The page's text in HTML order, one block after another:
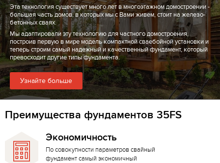
Эта технология существует много лет в многоэтажном домостроении -
большая часть домов, в которых мы с Вами живем, стоит на железо-
бетонных сваях.
Мы адаптировали эту технологию для частного домостроения,
построив первую в мире модель компактной сваебойной установки и
теперь строим самый надежный и качественный фундамент, который
превосходит другие типы фундамента.
Узнайте больше
Преимущества фундаментов 35FS
Экономичность
По совокупности параметров свайный
фундамент самый экономичный